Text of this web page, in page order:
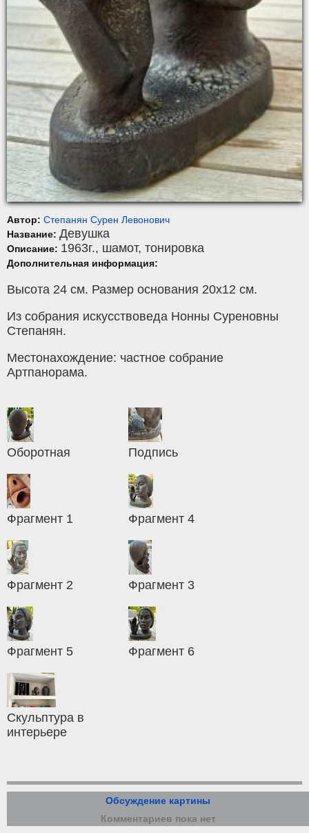
Автор: Степанян Сурен Левонович
Название: Девушка
Описание: 1963г., шамот, тонировка
Дополнительная информация:
Высота 24 см. Размер основания 20х12 см.
Из собрания искусствоведа Нонны Суреновны
Степанян.
Местонахождение: частное собрание
Артпанорама.
Оборотная Подпись
Фрагмент 1 Фрагмент 4
Фрагмент 2 Фрагмент 3
Фрагмент 5 Фрагмент 6
Скульптура в
интерьере
Обсуждение картины
Комментариев пока нет